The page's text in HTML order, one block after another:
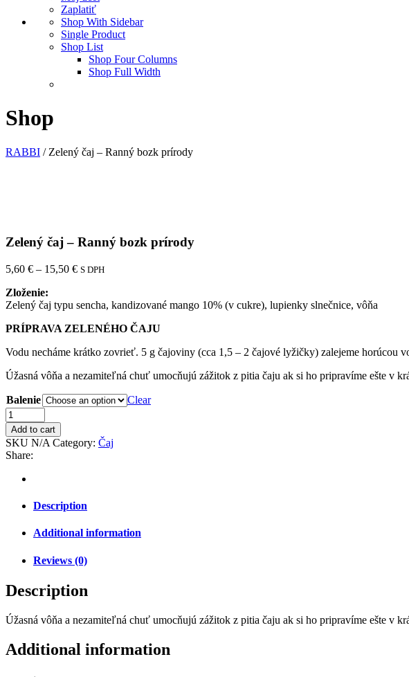
Zaplatiť
Shop With Sidebar
Single Product
Shop List
Shop Four Columns
Shop Full Width
Shop
RABBI / Zelený čaj – Ranný bozk prírody
Zelený čaj – Ranný bozk prírody
5,60 € – 15,50 € S DPH
Zloženie:
Zelený čaj typu sencha, kandizované mango 10% (v cukre), lupienky slnečnice, vôňa
PRÍPRAVA ZELENÉHO ČAJU
Vodu necháme krátko zovrieť. 5 g čajoviny (cca 1,5 – 2 čajové lyžičky) zalejeme horúcou
Úžasná vôňa a nezamiteľná chuť umocňujú zážitok z pitia čaju ak si ho pripravíme ešte v
Balenie Clear
Add to cart
SKU N/A Category: Čaj
Share:
Description
Additional information
Reviews (0)
Description
Úžasná vôňa a nezamiteľná chuť umocňujú zážitok z pitia čaju ak si ho pripravíme ešte v
Additional information